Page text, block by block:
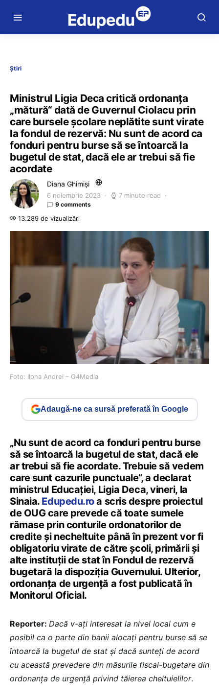
Știri
Ministrul Ligia Deca critică ordonanța
„mătură“ dată de Guvernul Ciolacu prin
care bursele școlare neplătite sunt virate
la fondul de rezervă: Nu sunt de acord ca
fonduri pentru burse să se întoarcă la
bugetul de stat, dacă ele ar trebui să fie
acordate
Diana Ghimiși
6 noiembrie 2023 7 minute read
9 comments
13.289 de vizualizări
Foto: Ilona Andrei – G4Media
Adaugă-ne ca sursă preferată în Google
„Nu sunt de acord ca fonduri pentru burse
să se întoarcă la bugetul de stat, dacă ele
ar trebui să fie acordate. Trebuie să vedem
care sunt cazurile punctuale”, a declarat
ministrul Educației, Ligia Deca, vineri, la
Sinaia. Edupedu.roa scris despre proiectul
de OUG care prevede că toate sumele
rămase prin conturile ordonatorilor de
credite și necheltuite până în prezent vor fi
obligatoriu virate de către școli, primării și
alte instituții de stat în Fondul de rezervă
bugetară la dispoziția Guvernului. Ulterior,
ordonanța de urgență a fost publicată în
Monitorul Oficial.
Reporter: Dacă v-ați interesat la nivel local cum e
posibil ca o parte din banii alocați pentru burse să se
întoarcă la bugetul de stat și dacă sunteți de acord
cu această prevedere din măsurile fiscal-bugetare din
ordonanța de urgență privind tăierea cheltuielilor.